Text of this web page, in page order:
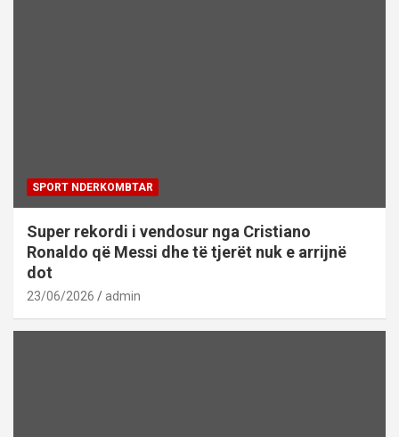
SPORT NDERKOMBTAR
Super rekordi i vendosur nga Cristiano
Ronaldo që Messi dhe të tjerët nuk e arrijnë
dot
23/06/2026 admin